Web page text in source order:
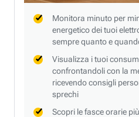
Monitora minuto per
energetico dei tuoi
sempre quanto e
Visualizza i tuoi
confrontandoli con la
ricevendo consigli
sprechi
Scopri le fasce orarie